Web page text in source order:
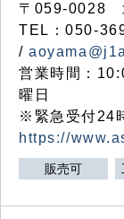
〒 059-0028
TEL：050-
/
営業時間：
曜日
※緊急受付24
https://
販売可